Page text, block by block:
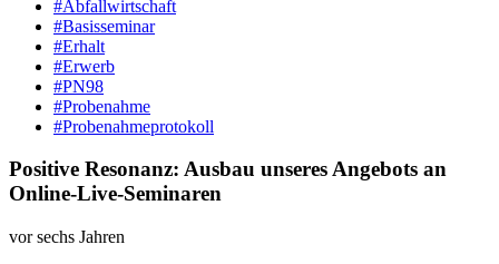
#Abfallwirtschaft
#Basisseminar
#Erhalt
#Erwerb
#PN98
#Probenahme
#Probenahmeprotokoll
Positive Resonanz: Ausbau unseres Angebots an
Online-Live-Seminaren
vor sechs Jahren